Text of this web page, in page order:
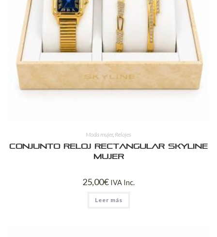
Moda mujer, Relojes
Conjunto Reloj Rectangular Skyline
Mujer
25,00€ IVA Inc.
Leer más